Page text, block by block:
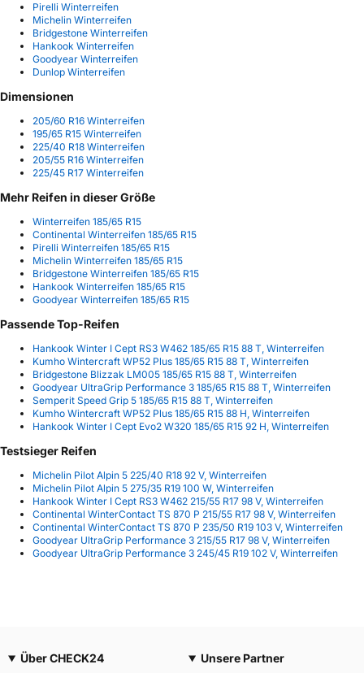
Pirelli Winterreifen
Michelin Winterreifen
Bridgestone Winterreifen
Hankook Winterreifen
Goodyear Winterreifen
Dunlop Winterreifen
Dimensionen
205/60 R16 Winterreifen
195/65 R15 Winterreifen
225/40 R18 Winterreifen
205/55 R16 Winterreifen
225/45 R17 Winterreifen
Mehr Reifen in dieser Größe
Winterreifen 185/65 R15
Continental Winterreifen 185/65 R15
Pirelli Winterreifen 185/65 R15
Michelin Winterreifen 185/65 R15
Bridgestone Winterreifen 185/65 R15
Hankook Winterreifen 185/65 R15
Goodyear Winterreifen 185/65 R15
Passende Top-Reifen
Hankook Winter I Cept RS3 W462 185/65 R15 88 T, Winterreifen
Kumho Wintercraft WP52 Plus 185/65 R15 88 T, Winterreifen
Bridgestone Blizzak LM005 185/65 R15 88 T, Winterreifen
Goodyear UltraGrip Performance 3 185/65 R15 88 T, Winterreifen
Semperit Speed Grip 5 185/65 R15 88 T, Winterreifen
Kumho Wintercraft WP52 Plus 185/65 R15 88 H, Winterreifen
Hankook Winter I Cept Evo2 W320 185/65 R15 92 H, Winterreifen
Testsieger Reifen
Michelin Pilot Alpin 5 225/40 R18 92 V, Winterreifen
Michelin Pilot Alpin 5 275/35 R19 100 W, Winterreifen
Hankook Winter I Cept RS3 W462 215/55 R17 98 V, Winterreifen
Continental WinterContact TS 870 P 215/55 R17 98 V, Winterreifen
Continental WinterContact TS 870 P 235/50 R19 103 V, Winterreifen
Goodyear UltraGrip Performance 3 215/55 R17 98 V, Winterreifen
Goodyear UltraGrip Performance 3 245/45 R19 102 V, Winterreifen
Über CHECK24
Unsere Partner